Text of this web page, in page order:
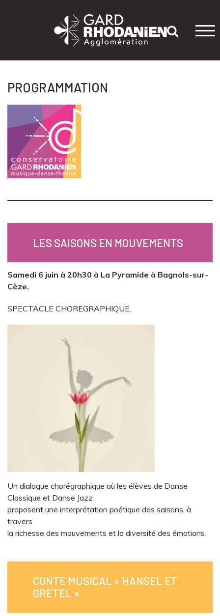
PROGRAMMATION
LES SAISONS EN MOUVEMENTS
Samedi 6 juin à 20h30 à La Pyramide à Bagnols-sur-
Cèze.
SPECTACLE CHOREGRAPHIQUE.
Un dialogue chorégraphique où les élèves de Danse
Classique et Danse Jazz
proposent une interprétation poétique des saisons, à
travers
la richesse des mouvements et la diversité des émotions.
CONTE MUSICAL « HANSEL ET
GRETEL »